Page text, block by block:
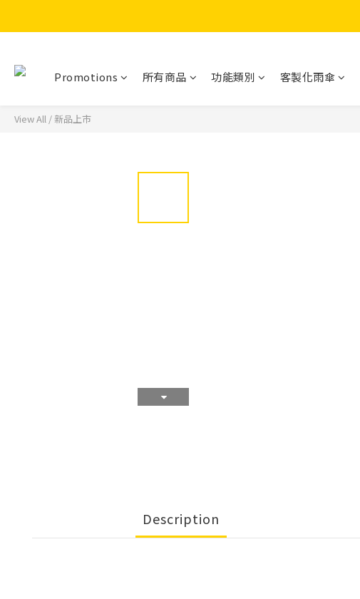
Promotions 所有商品 功能類別 客製化雨傘
View All /新品上市
Description